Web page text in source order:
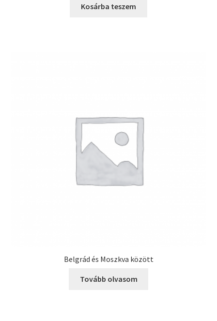
was:
is:
Kosárba teszem
Belgrád és Moszkva között
Tovább olvasom